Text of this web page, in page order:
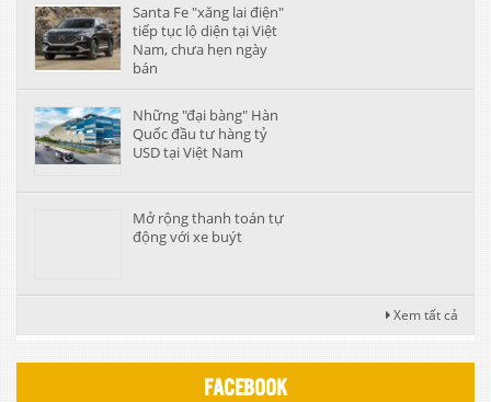
Santa Fe "xăng lai điện"
tiếp tục lộ diện tại Việt
Nam, chưa hẹn ngày
bán
Những "đại bàng" Hàn
Quốc đầu tư hàng tỷ
USD tại Việt Nam
Mở rộng thanh toán tự
động với xe buýt
Xem tất cả
FACEBOOK